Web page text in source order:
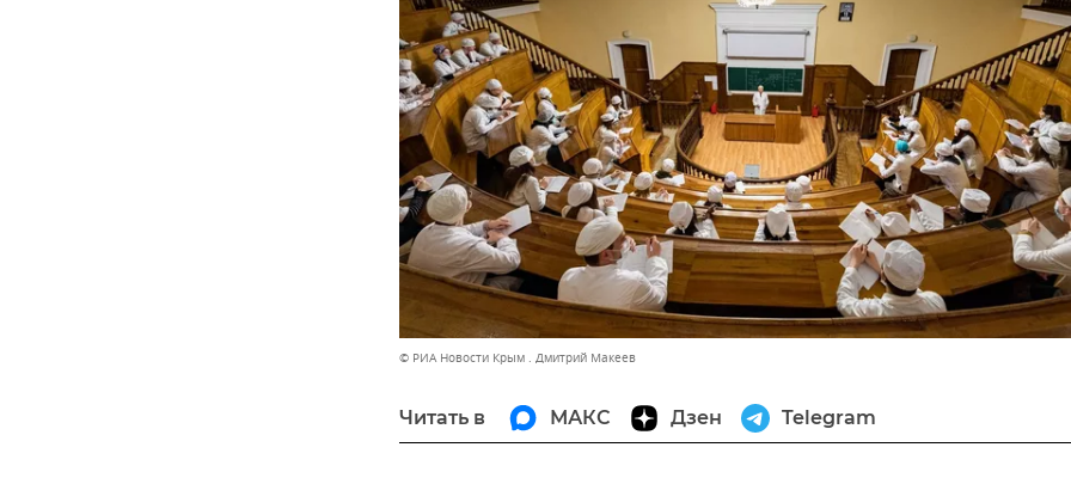
© РИА Новости Крым . Дмитрий Макеев
Читать в МАКС Дзен Telegram